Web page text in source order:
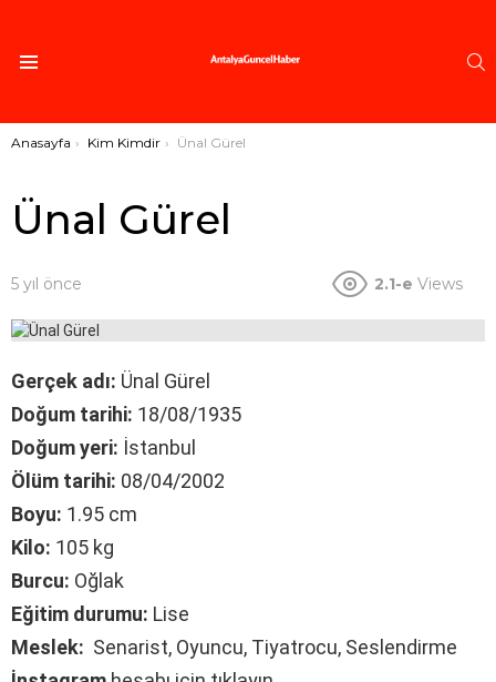
Buradasınız:
Anasayfa Kim Kimdir Ünal Gürel
Ünal Gürel
5 yıl önce 2.1-e Views
Gerçek adı: Ünal Gürel
Doğum tarihi: 18/08/1935
Doğum yeri: İstanbul
Ölüm tarihi: 08/04/2002
Boyu: 1.95 cm
Kilo: 105 kg
Burcu: Oğlak
Eğitim durumu: Lise
Meslek: Senarist, Oyuncu, Tiyatrocu, Seslendirme